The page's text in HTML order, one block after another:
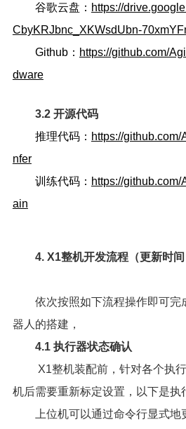
谷歌云盘： https://
CbyKRJbnc_XKWsdUbn-
Github： https://github.com/
dware
3.2 开源代码
推理代码： https://
nfer
训练代码： https://
ain
4. X1整机开发流程（更新时间
依次按照如下流程操作即可完
器人的搭建，
4.1 执行器状态确认
X1整机装配前，针对各个执
机后需要重新标定设置，以下是执
上位机可以通过命令行显式